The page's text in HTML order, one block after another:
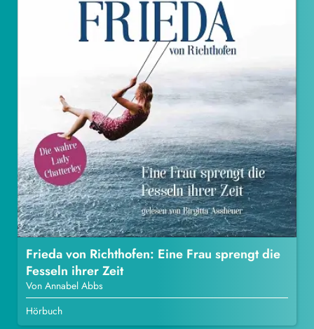
Frieda von Richthofen: Eine Frau sprengt die
Fesseln ihrer Zeit
Von Annabel Abbs
Hörbuch